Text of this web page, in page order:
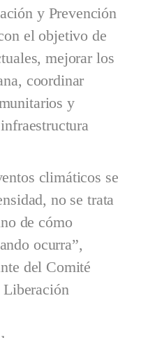
y Prevención
el objetivo de
mejorar los
coordinar
y
climáticos se
no se trata
de cómo
ocurra”,
del Comité